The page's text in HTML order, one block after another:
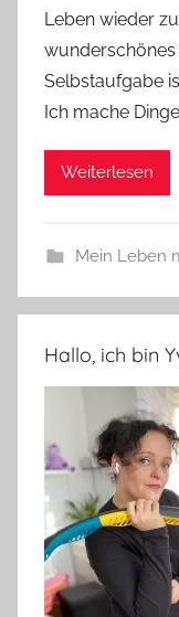
Leben wieder
wunderschönes
Selbstaufgabe
Ich mache
Weiterlesen
Mein Leben
Hallo, ich bin